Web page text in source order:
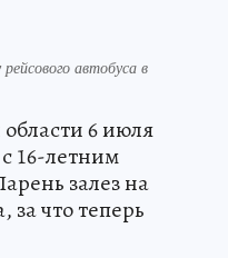
автобуса в
6 июля
16-летним
залез на
за что теперь